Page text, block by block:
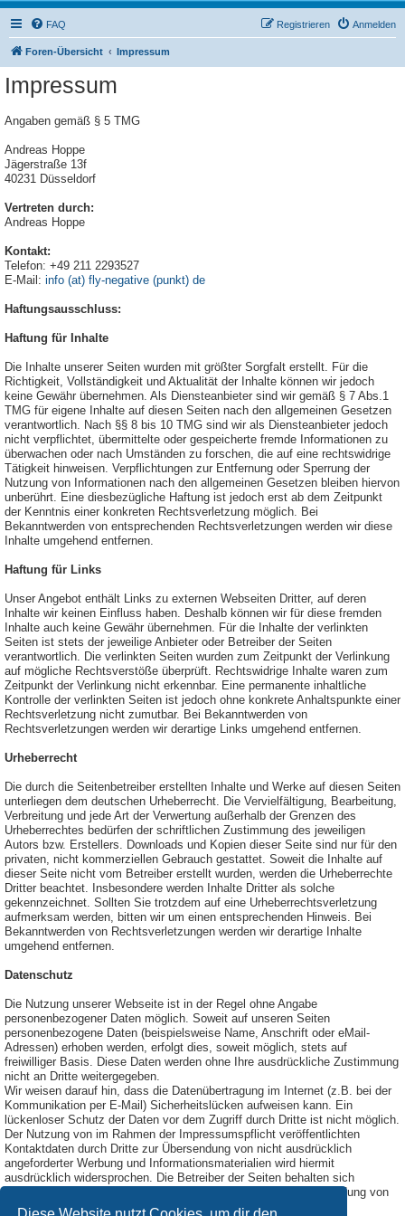
FAQ Anmelden
Registrieren
Foren-Übersicht Impressum
Impressum
Angaben gemäß § 5 TMG
Andreas Hoppe
Jägerstraße 13f
40231 Düsseldorf
Vertreten durch:
Andreas Hoppe
Kontakt:
Telefon: +49 211 2293527
E-Mail: info (at) fly-negative (punkt) de
Haftungsausschluss:
Haftung für Inhalte
Die Inhalte unserer Seiten wurden mit größter Sorgfalt erstellt. Für die
Richtigkeit, Vollständigkeit und Aktualität der Inhalte können wir jedoch
keine Gewähr übernehmen. Als Diensteanbieter sind wir gemäß § 7 Abs.1
TMG für eigene Inhalte auf diesen Seiten nach den allgemeinen Gesetzen
verantwortlich. Nach §§ 8 bis 10 TMG sind wir als Diensteanbieter jedoch
nicht verpflichtet, übermittelte oder gespeicherte fremde Informationen zu
überwachen oder nach Umständen zu forschen, die auf eine rechtswidrige
Tätigkeit hinweisen. Verpflichtungen zur Entfernung oder Sperrung der
Nutzung von Informationen nach den allgemeinen Gesetzen bleiben hiervon
unberührt. Eine diesbezügliche Haftung ist jedoch erst ab dem Zeitpunkt
der Kenntnis einer konkreten Rechtsverletzung möglich. Bei
Bekanntwerden von entsprechenden Rechtsverletzungen werden wir diese
Inhalte umgehend entfernen.
Haftung für Links
Unser Angebot enthält Links zu externen Webseiten Dritter, auf deren
Inhalte wir keinen Einfluss haben. Deshalb können wir für diese fremden
Inhalte auch keine Gewähr übernehmen. Für die Inhalte der verlinkten
Seiten ist stets der jeweilige Anbieter oder Betreiber der Seiten
verantwortlich. Die verlinkten Seiten wurden zum Zeitpunkt der Verlinkung
auf mögliche Rechtsverstöße überprüft. Rechtswidrige Inhalte waren zum
Zeitpunkt der Verlinkung nicht erkennbar. Eine permanente inhaltliche
Kontrolle der verlinkten Seiten ist jedoch ohne konkrete Anhaltspunkte einer
Rechtsverletzung nicht zumutbar. Bei Bekanntwerden von
Rechtsverletzungen werden wir derartige Links umgehend entfernen.
Urheberrecht
Die durch die Seitenbetreiber erstellten Inhalte und Werke auf diesen Seiten
unterliegen dem deutschen Urheberrecht. Die Vervielfältigung, Bearbeitung,
Verbreitung und jede Art der Verwertung außerhalb der Grenzen des
Urheberrechtes bedürfen der schriftlichen Zustimmung des jeweiligen
Autors bzw. Erstellers. Downloads und Kopien dieser Seite sind nur für den
privaten, nicht kommerziellen Gebrauch gestattet. Soweit die Inhalte auf
dieser Seite nicht vom Betreiber erstellt wurden, werden die Urheberrechte
Dritter beachtet. Insbesondere werden Inhalte Dritter als solche
gekennzeichnet. Sollten Sie trotzdem auf eine Urheberrechtsverletzung
aufmerksam werden, bitten wir um einen entsprechenden Hinweis. Bei
Bekanntwerden von Rechtsverletzungen werden wir derartige Inhalte
umgehend entfernen.
Datenschutz
Die Nutzung unserer Webseite ist in der Regel ohne Angabe
personenbezogener Daten möglich. Soweit auf unseren Seiten
personenbezogene Daten (beispielsweise Name, Anschrift oder eMail-
Adressen) erhoben werden, erfolgt dies, soweit möglich, stets auf
freiwilliger Basis. Diese Daten werden ohne Ihre ausdrückliche Zustimmung
nicht an Dritte weitergegeben.
Wir weisen darauf hin, dass die Datenübertragung im Internet (z.B. bei der
Kommunikation per E-Mail) Sicherheitslücken aufweisen kann. Ein
lückenloser Schutz der Daten vor dem Zugriff durch Dritte ist nicht möglich.
Der Nutzung von im Rahmen der Impressumspflicht veröffentlichten
Kontaktdaten durch Dritte zur Übersendung von nicht ausdrücklich
angeforderter Werbung und Informationsmaterialien wird hiermit
ausdrücklich widersprochen. Die Betreiber der Seiten behalten sich
ausdrücklich rechtliche Schritte im Falle der unverlangten Zusendung von
Werbeinformationen, etwa durch Spam-Mails, vor.